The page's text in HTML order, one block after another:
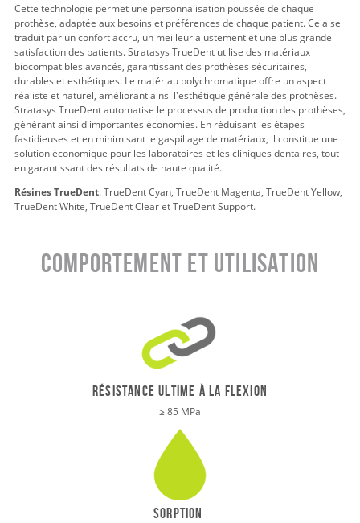
Cette technologie permet une personnalisation poussée de chaque
prothèse, adaptée aux besoins et préférences de chaque patient. Cela se
traduit par un confort accru, un meilleur ajustement et une plus grande
satisfaction des patients. Stratasys TrueDent utilise des matériaux
biocompatibles avancés, garantissant des prothèses sécuritaires,
durables et esthétiques. Le matériau polychromatique offre un aspect
réaliste et naturel, améliorant ainsi l'esthétique générale des prothèses.
Stratasys TrueDent automatise le processus de production des prothèses,
générant ainsi d'importantes économies. En réduisant les étapes
fastidieuses et en minimisant le gaspillage de matériaux, il constitue une
solution économique pour les laboratoires et les cliniques dentaires, tout
en garantissant des résultats de haute qualité.
Résines TrueDent: TrueDent Cyan, TrueDent Magenta, TrueDent Yellow,
TrueDent White, TrueDent Clear et TrueDent Support.
Comportement et utilisation
Résistance ultime à la flexion
≥ 85 MPa
Sorption